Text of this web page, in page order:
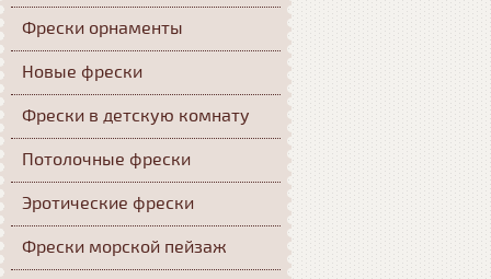
Фрески орнаменты
Новые фрески
Фрески в детскую комнату
Потолочные фрески
Эротические фрески
Фрески морской пейзаж